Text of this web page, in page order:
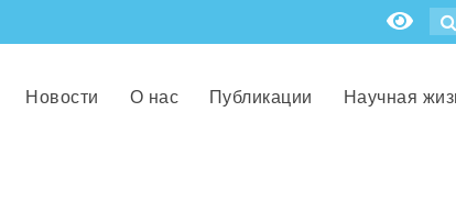
Новости О нас Публикации Научная